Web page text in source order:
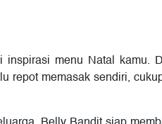
menu Natal kamu.
repot memasak sendiri,